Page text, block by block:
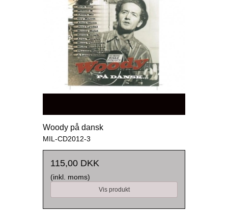
Woody på dansk
MIL-CD2012-3
115,00 DKK
(inkl. moms)
Vis produkt